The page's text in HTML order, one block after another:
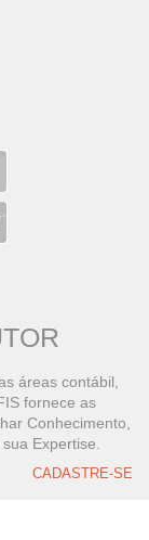
áreas contábil,
fornece as
Conhecimento,
Expertise.
CADASTRE-SE